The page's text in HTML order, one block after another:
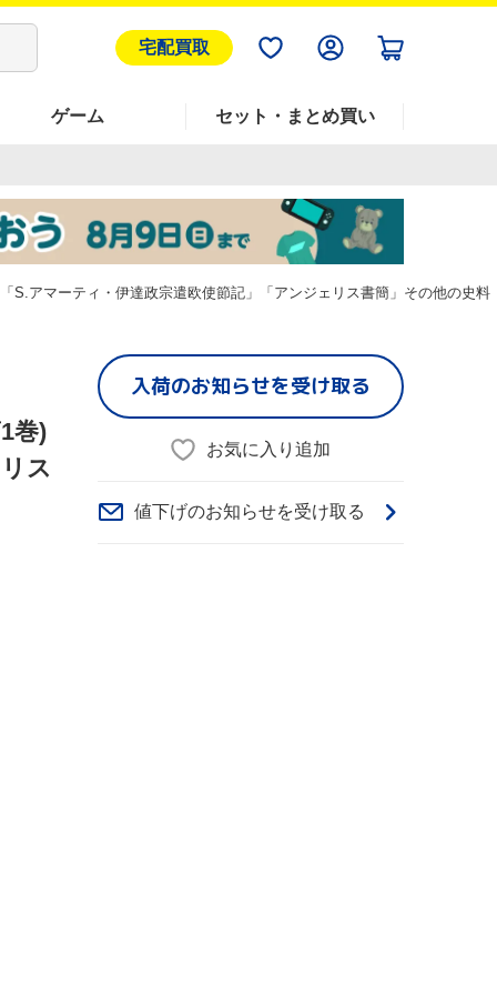
宅配買取
ゲーム セット・まとめ買い
S.アマーティ・伊達政宗遣欧使節記」「アンジェリス書簡」その他の史料
巻)
ス
入荷のお知らせを受け取る
お気に入り追加
値下げのお知らせを受け取る